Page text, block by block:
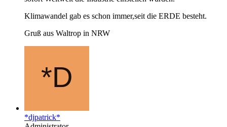
Klimawandel gab es schon immer,seit die ERDE besteht.
Gruß aus Waltrop in NRW
*djpatrick*